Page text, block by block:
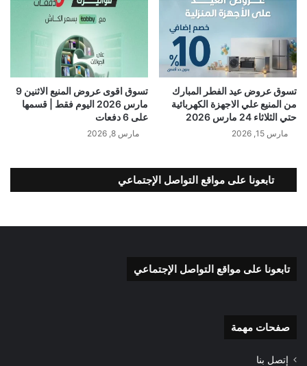
تسوق عروض عيد الفطر المبارك
من المنيع علي الاجهزة الكهربائية
حتي الثلاثاء 24 مارس 2026
مارس 15, 2026
تسوق اقوى عروض المنيع الاثنين 9
مارس 2026 اليوم فقط | قسمها
على 6 دفعات
مارس 8, 2026
تابعونا على مواقع التواصل الإجتماعي
تابعونا على مواقع التواصل الإجتماعي
صفحات مهمة
إتصل بنا